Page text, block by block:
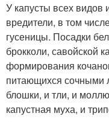
У капусты всех
вредители, в том
гусеницы. Посадки
брокколи, савойской
формирования
питающихся сочными
блошки, и тли, и
капустная муха, и